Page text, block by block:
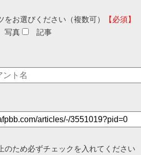
をお選びください（複数可）
【必須】
写真 記事
のため必ずチェックを入れてください